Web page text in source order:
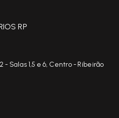
RP
Salas 1,5 e 6, Centro - Ribeirão